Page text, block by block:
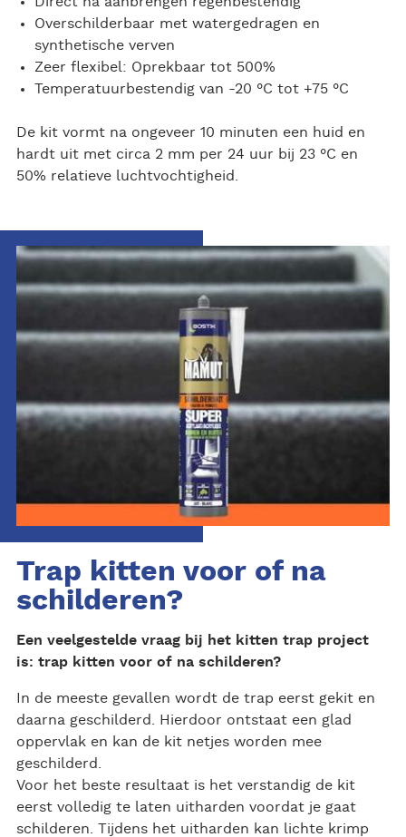
Overschilderbaar met watergedragen en
synthetische verven
Zeer flexibel: Oprekbaar tot 500%
Temperatuurbestendig van -20 °C tot +75 °C
De kit vormt na ongeveer 10 minuten een huid en
hardt uit met circa 2 mm per 24 uur bij 23 °C en
50% relatieve luchtvochtigheid.
Trap kitten voor of na
schilderen?
Een veelgestelde vraag bij het kitten trap project
is: trap kitten voor of na schilderen?
In de meeste gevallen wordt de trap eerst gekit en
daarna geschilderd. Hierdoor ontstaat een glad
oppervlak en kan de kit netjes worden mee
geschilderd.
Voor het beste resultaat is het verstandig de kit
eerst volledig te laten uitharden voordat je gaat
schilderen. Tijdens het uitharden kan lichte krimp